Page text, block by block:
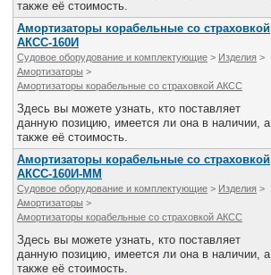
также её стоимость.
Амортизаторы корабельные со страховкой
АКСС-160И
Судовое оборудование и комплектующие > Изделия >
Амортизаторы >
Амортизаторы корабельные со страховкой АКСС
Здесь вы можете узнать, кто поставляет
данную позицию, имеется ли она в наличии, а
также её стоимость.
Амортизаторы корабельные со страховкой
АКСС-160И-ММ
Судовое оборудование и комплектующие > Изделия >
Амортизаторы >
Амортизаторы корабельные со страховкой АКСС
Здесь вы можете узнать, кто поставляет
данную позицию, имеется ли она в наличии, а
также её стоимость.